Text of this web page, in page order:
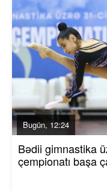
Bugün, 12:24
Bədii gimnastika
çempionatı başa